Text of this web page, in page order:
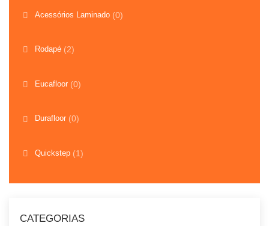
Acessórios Laminado (0)
Rodapé (2)
Eucafloor (0)
Durafloor (0)
Quickstep (1)
CATEGORIAS